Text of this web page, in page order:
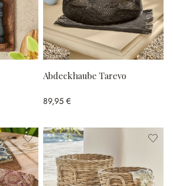
Abdeckhaube Tarevo
89,95 €